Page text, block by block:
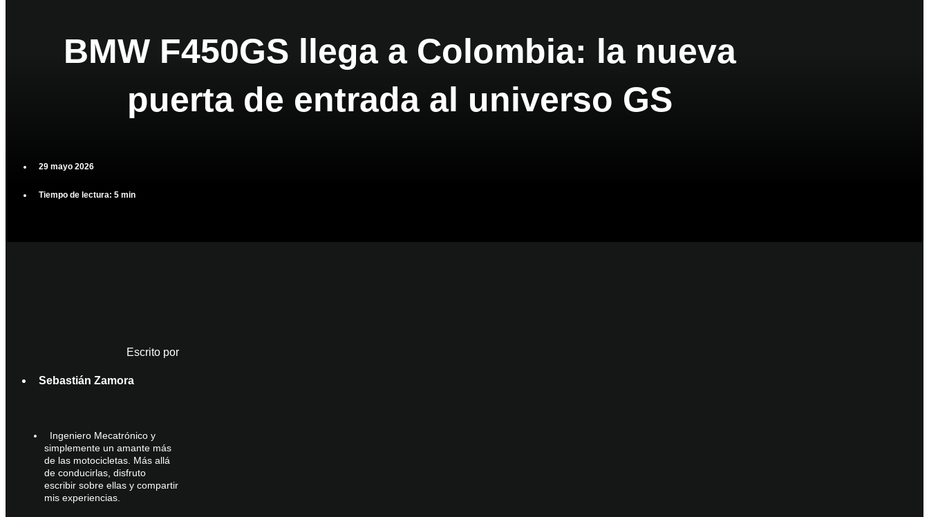
BMW F450GS llega a Colombia: la nueva
puerta de entrada al universo GS
29 mayo 2026
Tiempo de lectura: 5 min
Escrito por
Sebastián Zamora
Ingeniero Mecatrónico y
simplemente un amante más
de las motocicletas. Más allá
de conducirlas, disfruto
escribir sobre ellas y compartir
mis experiencias.